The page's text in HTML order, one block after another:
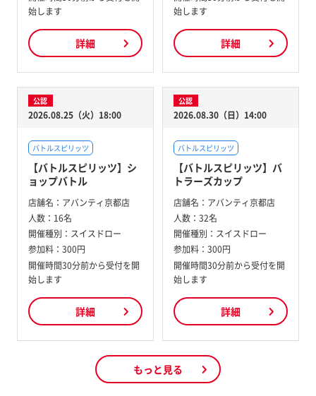
始します
詳細
始します
詳細
公認
2026.08.25（火）18:00
バトルスピリッツ
【バトルスピリッツ】シ
ョップバトル
店舗名： アバンティ京都店
人数： 16名
開催種別： スイスドロー
参加料： 300円
開催時間30分前から受付を開
始します
詳細
公認
2026.08.30（日）14:00
バトルスピリッツ
【バトルスピリッツ】バ
トラーズカップ
店舗名： アバンティ京都店
人数： 32名
開催種別： スイスドロー
参加料： 300円
開催時間30分前から受付を開
始します
詳細
もっと見る